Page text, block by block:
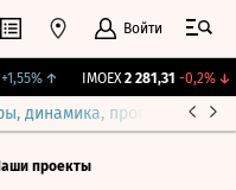
Войти
↑ IMOEX 2 281,31 -0,2%↓
динамика, прогнозы
проекты